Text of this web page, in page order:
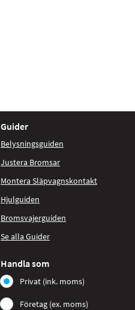
Guider
Belysningsguiden
Justera Bromsar
Montera Släpvagnskontakt
Hjulguiden
Bromsvajerguiden
Se alla Guider
Handla som
Privat (ink. moms)
Företag (ex. moms)